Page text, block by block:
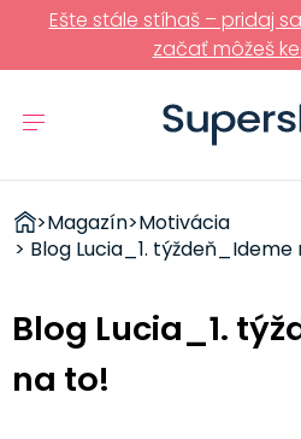
Ešte stále stíhaš – pridaj sa
začať môžeš
ZDRAVÉ
RÝCHLOVKY
>Magazín>Motivácia
> Blog Lucia_1. týždeň_Ideme
Blog Lucia_1.
na to!